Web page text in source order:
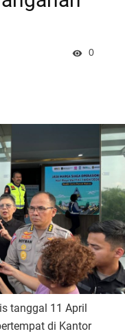
0
tanggal 11 April
di Kantor